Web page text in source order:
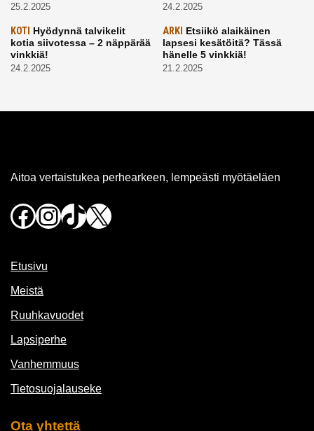
25.2.2025 24.2.2025
KOTI Hyödynnä talvikelit
kotia siivotessa – 2 näppärää
vinkkiä!
24.2.2025
ARKI Etsiikö alaikäinen
lapsesi kesätöitä? Tässä
hänelle 5 vinkkiä!
21.2.2025
Aitoa vertaistukea perhearkeen, lempeästi myötäeläen
Facebook
Instagram
TikTok
X
Etusivu
Meistä
Ruuhkavuodet
Lapsiperhe
Vanhemmuus
Tietosuojalauseke
Ota yhtettä